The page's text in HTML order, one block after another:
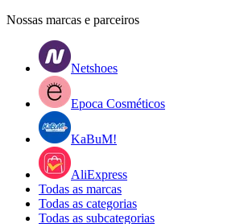
Nossas marcas e parceiros
Netshoes
Epoca Cosméticos
KaBuM!
AliExpress
Todas as marcas
Todas as categorias
Todas as subcategorias